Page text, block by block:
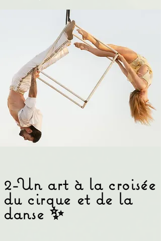
2-Un art à la croisée
du cirque et de la
danse ✨